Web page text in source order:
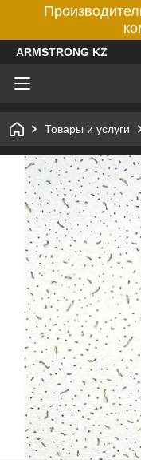
ARMSTRONG KZ
Товары и услуги